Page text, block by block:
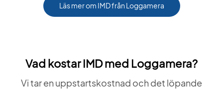
Läs mer om IMD från Loggamera
Vad kostar IMD med Loggamera?
Vi tar en uppstartskostnad och det löpande